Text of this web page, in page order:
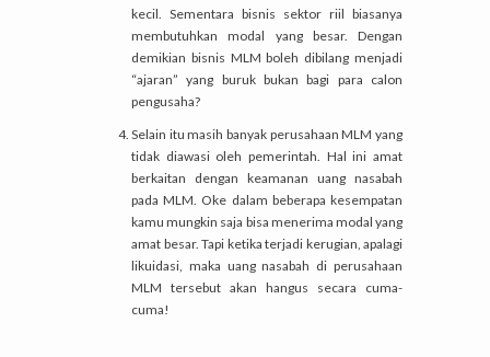
kecil. Sementara bisnis sektor riil biasanya
membutuhkan modal yang besar. Dengan
demikian bisnis MLM boleh dibilang menjadi
“ajaran” yang buruk bukan bagi para calon
pengusaha?
Selain itu masih banyak perusahaan MLM yang
tidak diawasi oleh pemerintah. Hal ini amat
berkaitan dengan keamanan uang nasabah
pada MLM. Oke dalam beberapa kesempatan
kamu mungkin saja bisa menerima modal yang
amat besar. Tapi ketika terjadi kerugian, apalagi
likuidasi, maka uang nasabah di perusahaan
MLM tersebut akan hangus secara cuma-
cuma!